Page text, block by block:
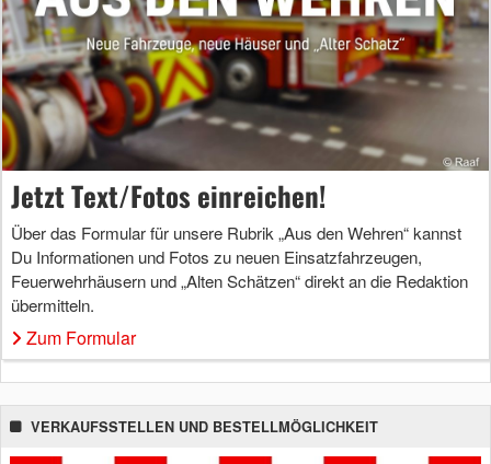
Jetzt Text/Fotos einreichen!
Über das Formular für unsere Rubrik „Aus den Wehren“ kannst
Du Informationen und Fotos zu neuen Einsatzfahrzeugen,
Feuerwehrhäusern und „Alten Schätzen“ direkt an die Redaktion
übermitteln.
Zum Formular
VERKAUFSSTELLEN UND BESTELLMÖGLICHKEIT